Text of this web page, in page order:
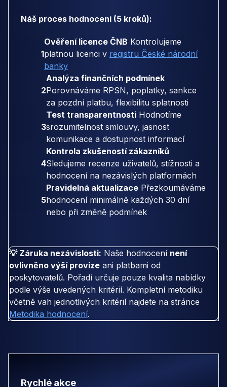
Náš proces hodnocení (5 kroků):
1
Ověření licence ČNB Kontrolujeme
platnou licenci v registru České národní
banky
2
Analýza finančních podmínek
Porovnáváme RPSN, poplatky, sankce
za pozdní platbu, flexibilitu splatnosti
3
Test transparentnosti Hodnotíme
srozumitelnost smlouvy, jasnost
komunikace a dostupnost informací
4
Kontrola zkušeností zákazníků
Sledujeme recenze uživatelů, stížnosti a
hodnocení na nezávislých platformách
5
Pravidelná aktualizace Přezkoumáváme
hodnocení minimálně každých 30 dní
nebo při změně podmínek
💡 Záruka nezávislosti: Naše hodnocení není
ovlivněno výší provize ani platbami od
poskytovatelů. Pořadí určuje pouze kvalita nabídky
podle výše uvedených kritérií. Kompletní metodiku
včetně vah jednotlivých kritérií najdete na stránce
Metodika hodnocení.
Rychlé akce